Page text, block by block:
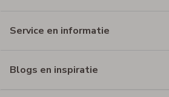
Service en informatie
Blogs en inspiratie